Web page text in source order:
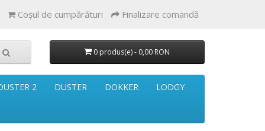
Coşul de cumpărături Finalizare comandă
0 produs(e) - 0,00 RON
2 DUSTER DOKKER LODGY